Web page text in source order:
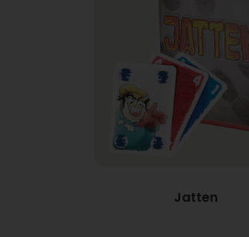
Jatten